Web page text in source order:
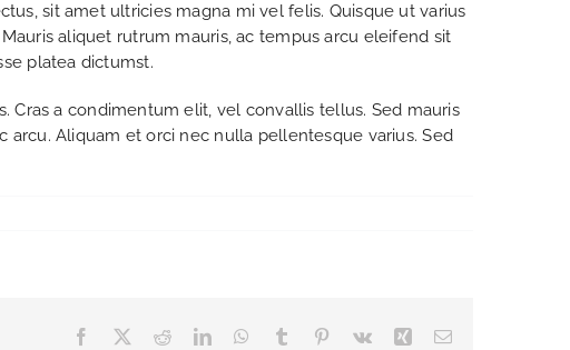
sit amet ultricies magna mi vel felis. Quisque ut varius
aliquet rutrum mauris, ac tempus arcu eleifend sit
platea dictumst.
Cras a condimentum elit, vel convallis tellus. Sed mauris
Aliquam et orci nec nulla pellentesque varius. Sed
Facebook RedditLinkedInWhatsApp
Tumblr Pinterest
Vk Xing Email